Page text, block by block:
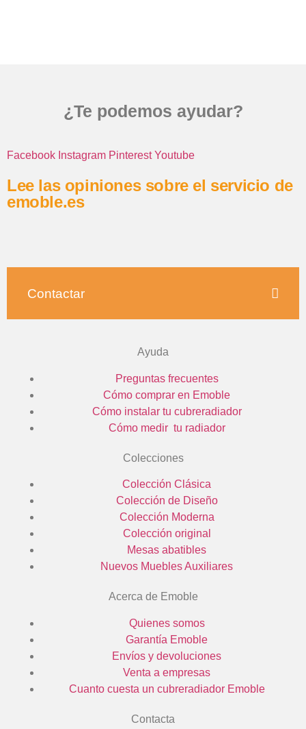
¿Te podemos ayudar?
Facebook Instagram Pinterest Youtube
Lee las opiniones sobre el servicio de
emoble.es
Contactar
Ayuda
Preguntas frecuentes
Cómo comprar en Emoble
Cómo instalar tu cubreradiador
Cómo medir tu radiador
Colecciones
Colección Clásica
Colección de Diseño
Colección Moderna
Colección original
Mesas abatibles
Nuevos Muebles Auxiliares
Acerca de Emoble
Quienes somos
Garantía Emoble
Envíos y devoluciones
Venta a empresas
Cuanto cuesta un cubreradiador Emoble
Contacta